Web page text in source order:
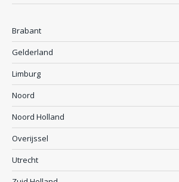
Brabant
Gelderland
Limburg
Noord
Noord Holland
Overijssel
Utrecht